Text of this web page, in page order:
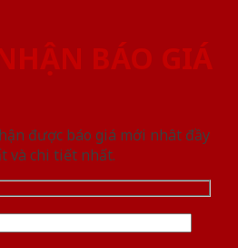
BÁO GIÁ
được báo giá mới nhât đầy
và chi tiết nhất.